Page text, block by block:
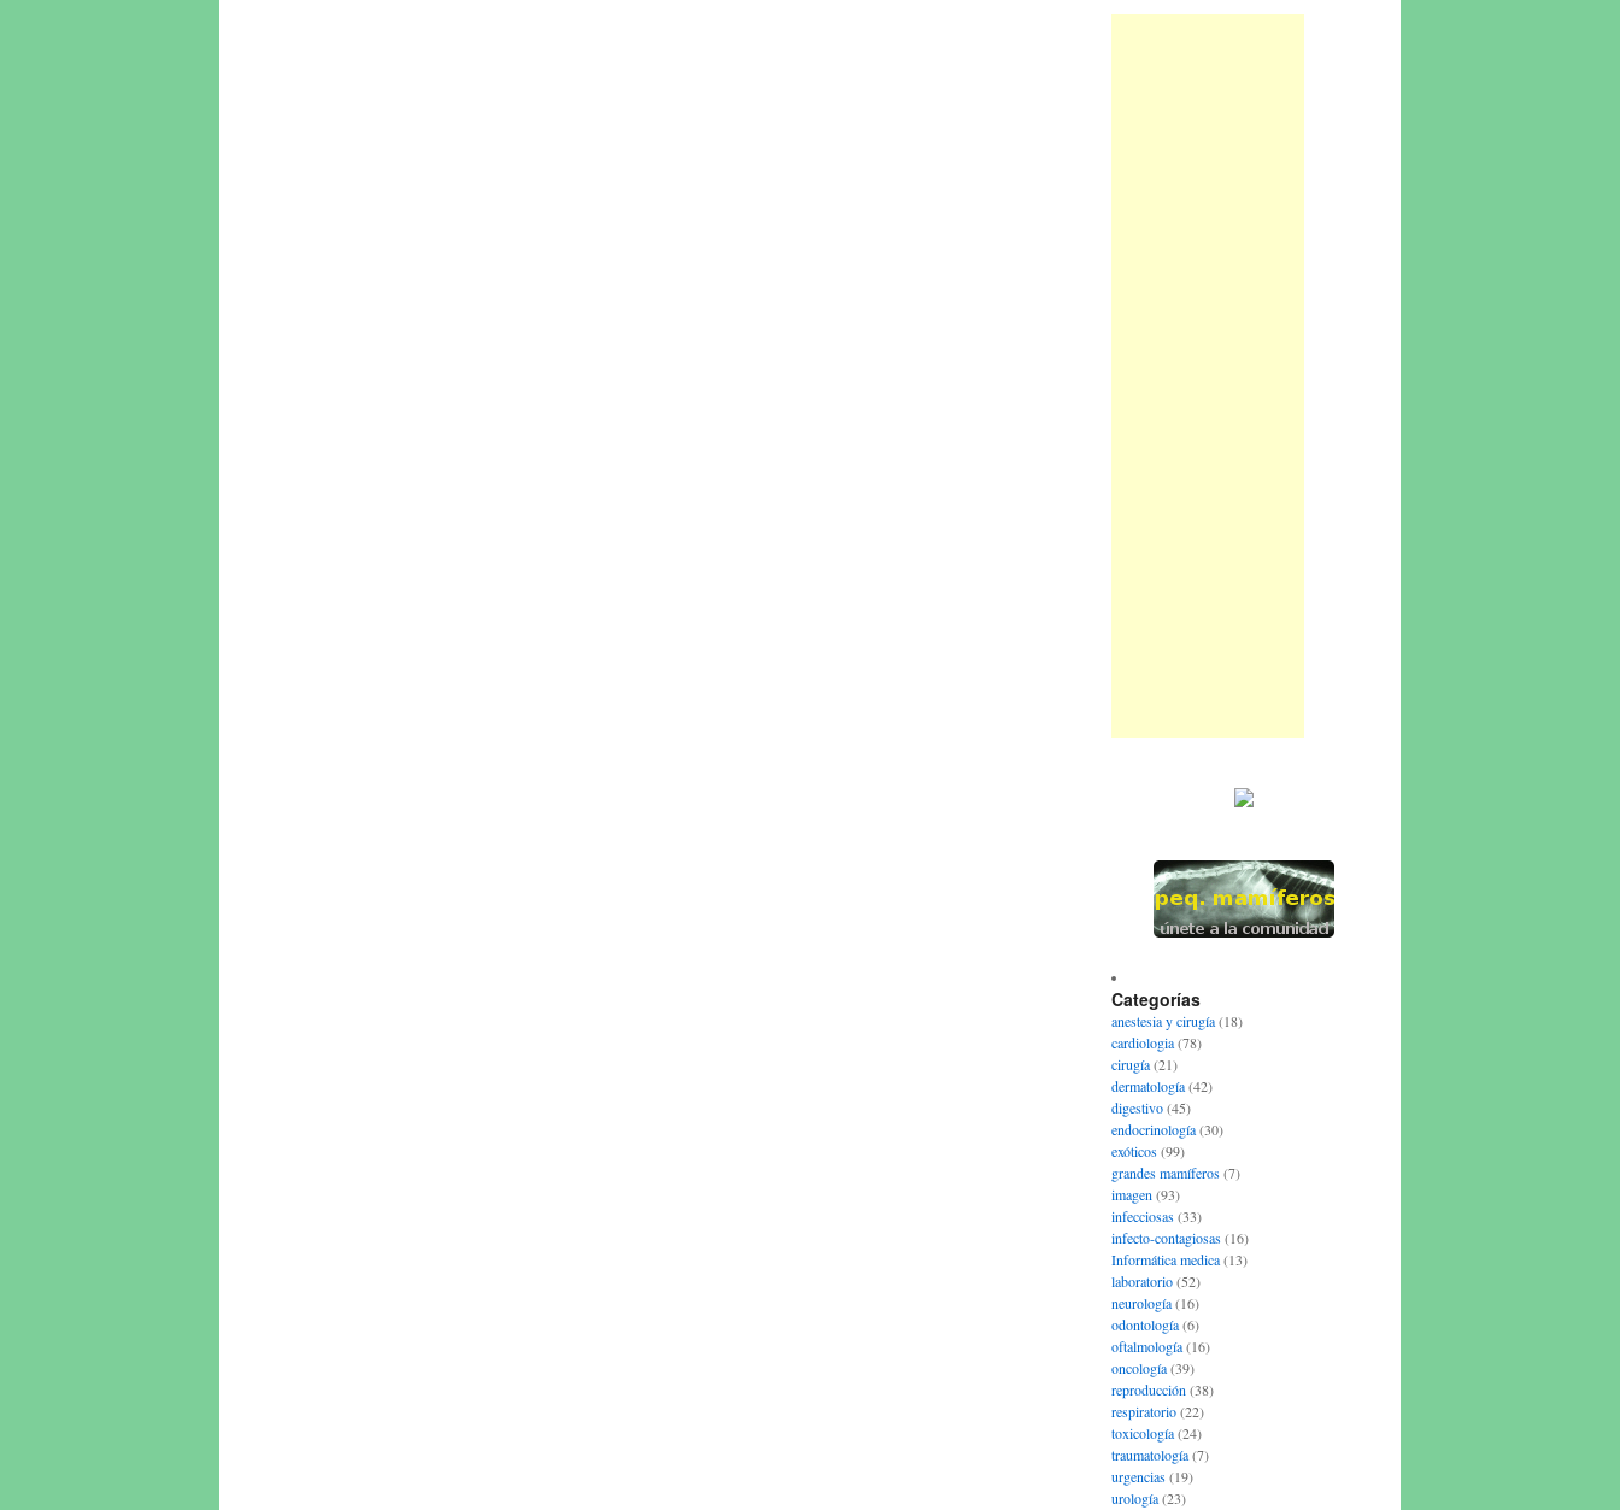
Categorías
anestesia y cirugía(18)
cardiologia(78)
cirugía(21)
dermatología(42)
digestivo(45)
endocrinología(30)
exóticos(99)
grandes mamíferos(7)
imagen (93)
infecciosas(33)
infecto-contagiosas(16)
Informática medica(13)
laboratorio(52)
neurología(16)
odontología(6)
oftalmología(16)
oncología(39)
reproducción (38)
respiratorio(22)
toxicología(24)
traumatología(7)
urgencias(19)
urología(23)